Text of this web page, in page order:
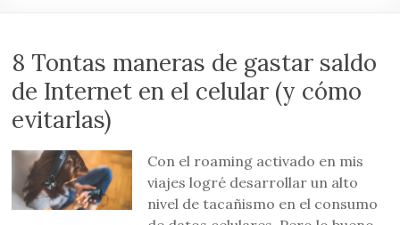
8 Tontas maneras de gastar saldo
de Internet en el celular (y cómo
evitarlas)
Con el roaming activado en mis
viajes logré desarrollar un alto
nivel de tacañismo en el consumo